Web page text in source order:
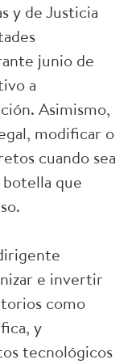
y de Justicia
junio de
a
Asimismo,
modificar o
cuando sea
que
e invertir
como
y
tecnológicos